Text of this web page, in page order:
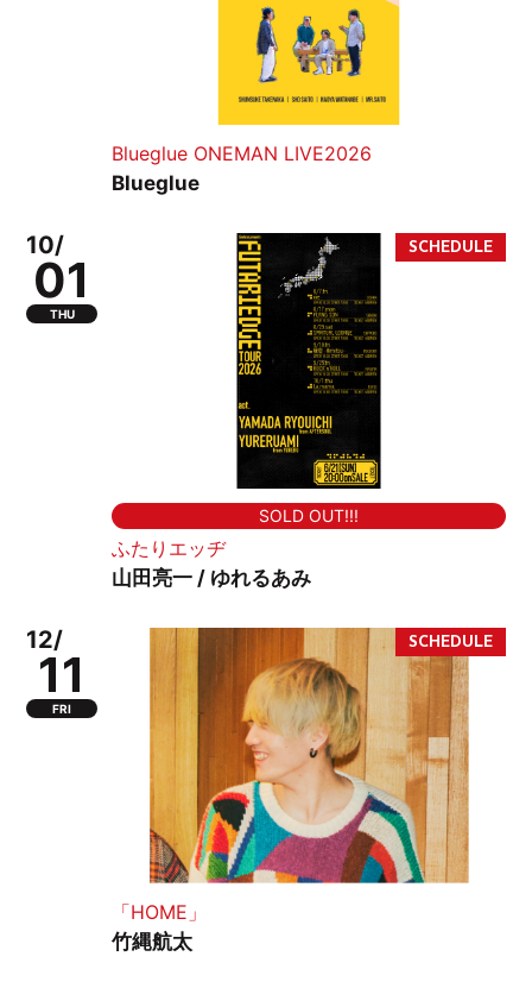
Blueglue ONEMAN LIVE2026
Blueglue
10/
01
THU
SOLD OUT!!!
ふたりエッヂ
山田亮一 / ゆれるあみ
12/
11
FRI
「HOME」
竹縄航太